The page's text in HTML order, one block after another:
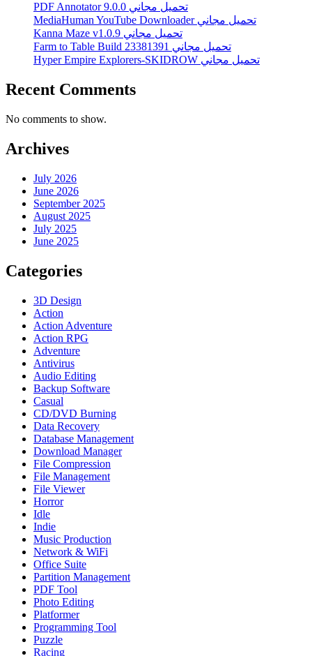
PDF Annotator 9.0.0 تحميل مجاني
MediaHuman YouTube Downloader تحميل مجاني
Kanna Maze v1.0.9 تحميل مجاني
Farm to Table Build 23381391 تحميل مجاني
Hyper Empire Explorers-SKIDROW تحميل مجاني
Recent Comments
No comments to show.
Archives
July 2026
June 2026
September 2025
August 2025
July 2025
June 2025
Categories
3D Design
Action
Action Adventure
Action RPG
Adventure
Antivirus
Audio Editing
Backup Software
Casual
CD/DVD Burning
Data Recovery
Database Management
Download Manager
File Compression
File Management
File Viewer
Horror
Idle
Indie
Music Production
Network & WiFi
Office Suite
Partition Management
PDF Tool
Photo Editing
Platformer
Programming Tool
Puzzle
Racing